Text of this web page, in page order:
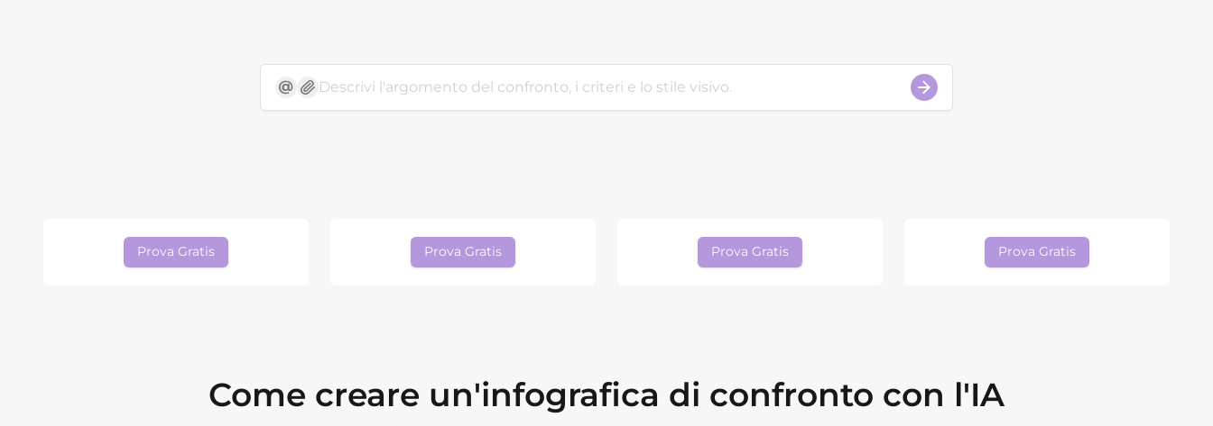
Prova Gratis Prova Gratis Prova Gratis Prova Gratis
Come creare un'infografica di confronto con l'IA